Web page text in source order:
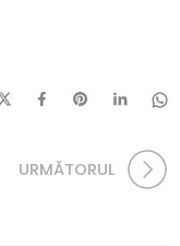
URMĂTORUL